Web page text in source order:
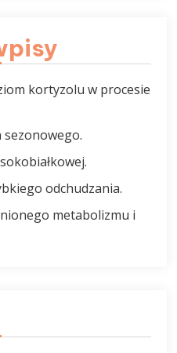
kortyzolu w procesie
sezonowego.
odchudzania.
metabolizmu i